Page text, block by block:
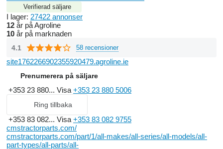
Verifierad säljare
I lager: 27422 annonser
12 år på Agroline
10 år på marknaden
4.1 58 recensioner
site1762266902355920479.agroline.ie
Prenumerera på säljare
+353 23 880... Visa +353 23 880 5006
Ring tillbaka
+353 83 082... Visa +353 83 082 9755
cmstractorparts.com/
cmstractorparts.com/part/1/all-makes/all-series/all-models/all-
part-types/all-parts/all-